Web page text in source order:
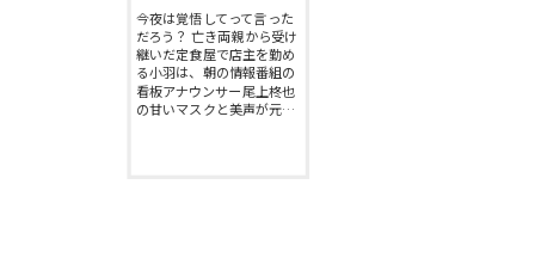
今夜は覚悟してって言った
だろう？ 亡き両親から受け
継いだ定食屋で店主を勤め
る小羽は、朝の情報番組の
看板アナウンサー尾上柊也
の甘いマスクと美声が元…